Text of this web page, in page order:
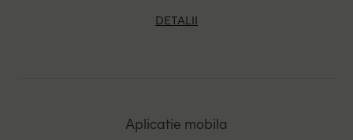
DETALII
Aplicatie mobila